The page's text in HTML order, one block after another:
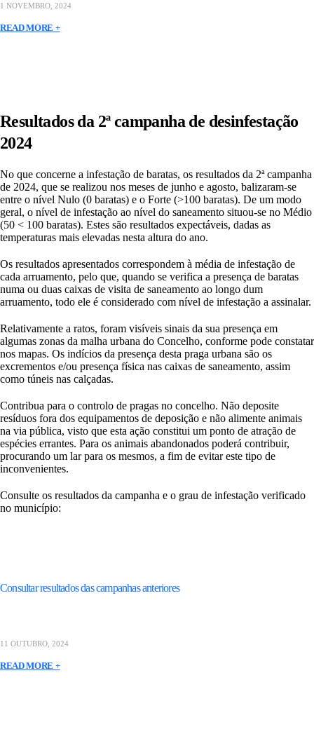
1 NOVEMBRO, 2024
READ MORE +
Resultados da 2ª campanha de desinfestação
2024
No que concerne a infestação de baratas, os resultados da 2ª campanha
de 2024, que se realizou nos meses de junho e agosto, balizaram-se
entre o nível Nulo (0 baratas) e o Forte (>100 baratas). De um modo
geral, o nível de infestação ao nível do saneamento situou-se no Médio
(50 < 100 baratas). Estes são resultados expectáveis, dadas as
temperaturas mais elevadas nesta altura do ano.
Os resultados apresentados correspondem à média de infestação de
cada arruamento, pelo que, quando se verifica a presença de baratas
numa ou duas caixas de visita de saneamento ao longo dum
arruamento, todo ele é considerado com nível de infestação a assinalar.
Relativamente a ratos, foram visíveis sinais da sua presença em
algumas zonas da malha urbana do Concelho, conforme pode constatar
nos mapas. Os indícios da presença desta praga urbana são os
excrementos e/ou presença física nas caixas de saneamento, assim
como túneis nas calçadas.
Contribua para o controlo de pragas no concelho. Não deposite
resíduos fora dos equipamentos de deposição e não alimente animais
na via pública, visto que esta ação constitui um ponto de atração de
espécies errantes. Para os animais abandonados poderá contribuir,
procurando um lar para os mesmos, a fim de evitar este tipo de
inconvenientes.
Consulte os resultados da campanha e o grau de infestação verificado
no município:
Consultar resultados das campanhas anteriores
11 OUTUBRO, 2024
READ MORE +